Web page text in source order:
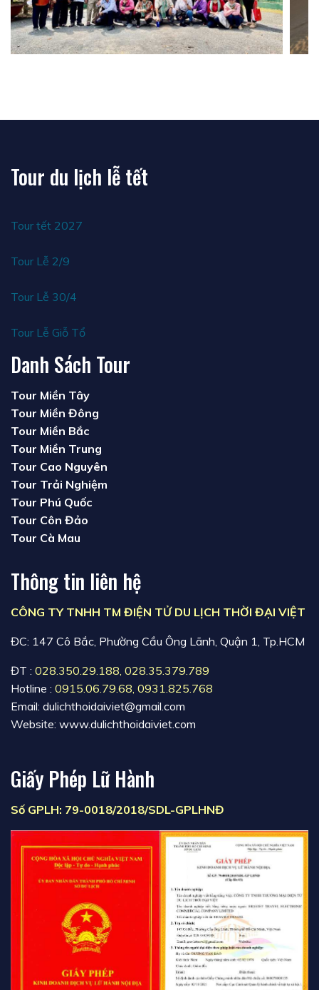
Tour du lịch lễ tết
Tour tết 2027
Tour Lễ 2/9
Tour Lễ 30/4
Tour Lễ Giỗ Tổ
Danh Sách Tour
Tour Miền Tây
Tour Miền Đông
Tour Miền Bắc
Tour Miền Trung
Tour Cao Nguyên
Tour Trải Nghiệm
Tour Phú Quốc
Tour Côn Đảo
Tour Cà Mau
Thông tin liên hệ
CÔNG TY TNHH TM ĐIỆN TỬ DU LỊCH THỜI ĐẠI VIỆT
ĐC: 147 Cô Bắc, Phường Cầu Ông Lãnh, Quận 1, Tp.HCM
ĐT : 028.350.29.188, 028.35.379.789
Hotline : 0915.06.79.68, 0931.825.768
Email: dulichthoidaiviet@gmail.com
Website: www.dulichthoidaiviet.com
Giấy Phép Lữ Hành
Số GPLH: 79-0018/2018/SDL-GPLHNĐ